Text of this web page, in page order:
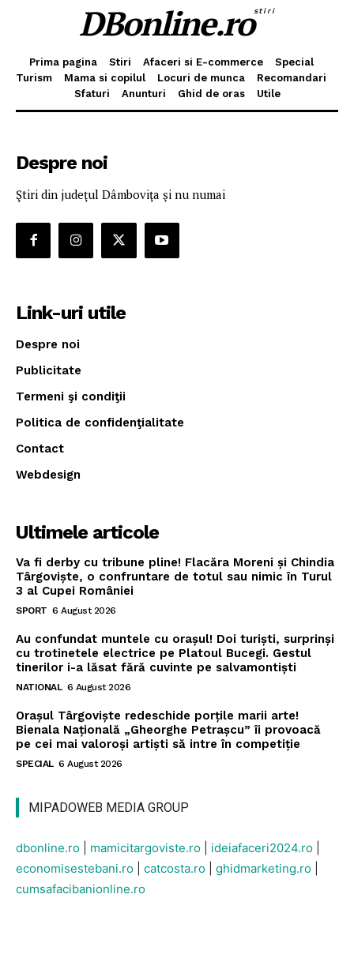
DBonline.rostiri
Prima pagina Stiri Afaceri si E-commerce
Special
Turism
Mama si copilul Locuri de munca
Recomandari
Sfaturi
Anunturi Ghid de oras Utile
Despre noi
Ştiri din judeţul Dâmboviţa şi nu numai
Link-uri utile
Despre noi
Publicitate
Termeni şi condiţii
Politica de confidenţialitate
Contact
Webdesign
Ultimele articole
Va fi derby cu tribune pline! Flacăra Moreni și Chindia
Târgoviște, o confruntare de totul sau nimic în Turul
3 al Cupei României
SPORT 6 August 2026
Au confundat muntele cu orașul! Doi turiști, surprinși
cu trotinetele electrice pe Platoul Bucegi. Gestul
tinerilor i-a lăsat fără cuvinte pe salvamontiști
NATIONAL 6 August 2026
Orașul Târgoviște redeschide porțile marii arte!
Bienala Națională „Gheorghe Petrașcu” îi provoacă
pe cei mai valoroși artiști să intre în competiție
SPECIAL 6 August 2026
MIPADOWEB MEDIA GROUP
dbonline.ro mamicitargoviste.ro ideiafaceri2024.ro
economisestebani.ro
catcosta.ro ghidmarketing.ro
cumsafacibanionline.ro